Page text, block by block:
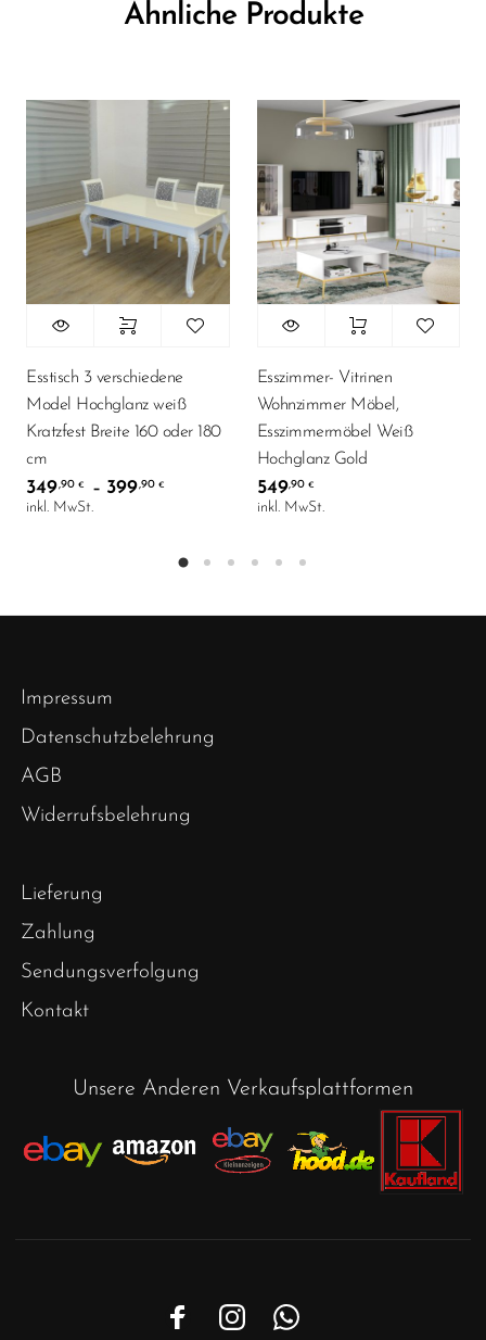
Ähnliche Produkte
Esstisch 3 verschiedene
Model Hochglanz weiß
Kratzfest Breite 160 oder 180
cm
349,90 € – 399,90 €
inkl. MwSt.
Esszimmer- Vitrinen
Wohnzimmer Möbel,
Esszimmermöbel Weiß
Hochglanz Gold
549,90€
inkl. MwSt.
Impressum
Datenschutzbelehrung
AGB
Widerrufsbelehrung
Lieferung
Zahlung
Sendungsverfolgung
Kontakt
Unsere Anderen Verkaufsplattformen